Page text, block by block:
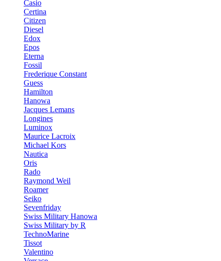
Casio
Certina
Citizen
Diesel
Edox
Epos
Eterna
Fossil
Frederique Constant
Guess
Hamilton
Hanowa
Jacques Lemans
Longines
Luminox
Maurice Lacroix
Michael Kors
Nautica
Oris
Rado
Raymond Weil
Roamer
Seiko
Sevenfriday
Swiss Military Hanowa
Swiss Military by R
TechnoMarine
Tissot
Valentino